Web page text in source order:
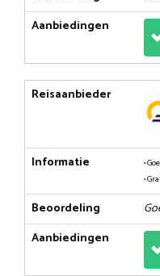
Aanbiedingen
Reisaanbieder
Informatie
•
•
Beoordeling
Aanbiedingen